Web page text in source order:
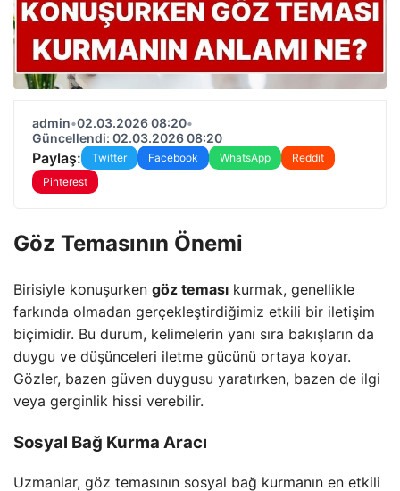
admin•02.03.2026 08:20•
Güncellendi: 02.03.2026 08:20
Paylaş: Twitter Facebook WhatsApp
Reddit
Pinterest
Göz Temasının Önemi
Birisiyle konuşurken göz teması kurmak, genellikle
farkında olmadan gerçekleştirdiğimiz etkili bir iletişim
biçimidir. Bu durum, kelimelerin yanı sıra bakışların da
duygu ve düşünceleri iletme gücünü ortaya koyar.
Gözler, bazen güven duygusu yaratırken, bazen de ilgi
veya gerginlik hissi verebilir.
Sosyal Bağ Kurma Aracı
Uzmanlar, göz temasının sosyal bağ kurmanın en etkili